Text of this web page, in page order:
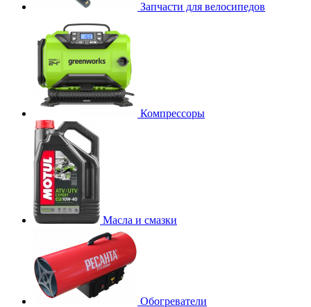
Запчасти для велосипедов
Компрессоры
Масла и смазки
Обогреватели